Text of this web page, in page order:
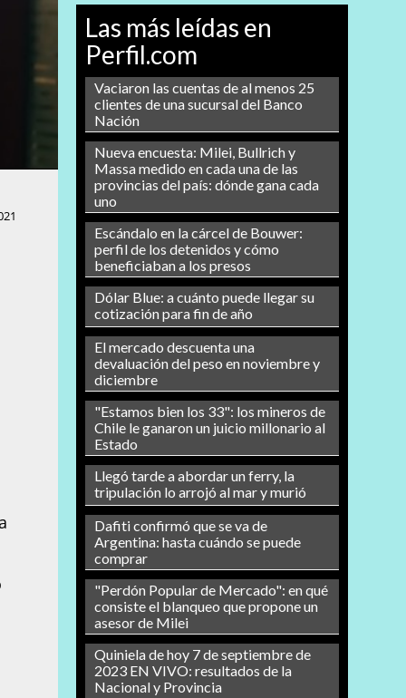
Las más leídas en
Perfil.com
Vaciaron las cuentas de al menos 25
clientes de una sucursal del Banco
Nación
Nueva encuesta: Milei, Bullrich y
Massa medido en cada una de las
provincias del país: dónde gana cada
uno
Escándalo en la cárcel de Bouwer:
perfil de los detenidos y cómo
beneficiaban a los presos
Dólar Blue: a cuánto puede llegar su
cotización para fin de año
El mercado descuenta una
devaluación del peso en noviembre y
diciembre
"Estamos bien los 33": los mineros de
Chile le ganaron un juicio millonario al
Estado
Llegó tarde a abordar un ferry, la
tripulación lo arrojó al mar y murió
Dafiti confirmó que se va de
Argentina: hasta cuándo se puede
comprar
"Perdón Popular de Mercado": en qué
consiste el blanqueo que propone un
asesor de Milei
Quiniela de hoy 7 de septiembre de
2023 EN VIVO: resultados de la
Nacional y Provincia